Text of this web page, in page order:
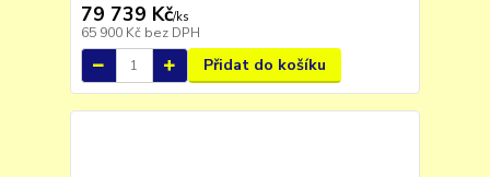
79 739 Kč/ks
65 900 Kč bez DPH
Přidat do košíku